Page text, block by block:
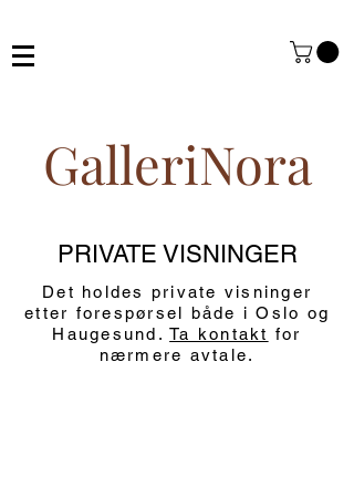
GalleriNora
PRIVATE VISNINGER
Det holdes private visninger
etter forespørsel både i Oslo og
Haugesund.Ta kontakt for
nærmere avtale.